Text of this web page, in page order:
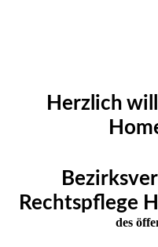
Herzlich
Rechtspflege
des